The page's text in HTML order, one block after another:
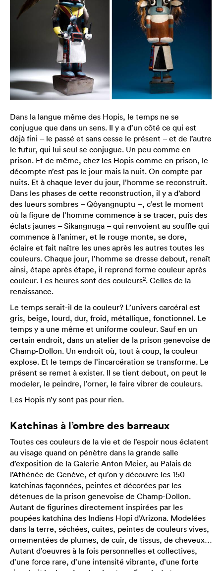
Dans la langue même des Hopis, le temps ne se
conjugue que dans un sens. Il y a d’un côté ce qui est
déjà fini – le passé et sans cesse le présent – et de l’autre
le futur, qui lui seul se conjugue. Un peu comme en
prison. Et de même, chez les Hopis comme en prison, le
décompte n’est pas le jour mais la nuit. On compte par
nuits. Et à chaque lever du jour, l’homme se reconstruit.
Dans les phases de cette reconstruction, il y a d’abord
des lueurs sombres – Qôyangnuptu –, c’est le moment
où la figure de l’homme commence à se tracer, puis des
éclats jaunes – Sikangnuga – qui renvoient au souffle qui
commence à l’animer, et le rouge monte, se dore,
éclaire et fait naître les unes après les autres toutes les
couleurs. Chaque jour, l’homme se dresse debout, renaît
ainsi, étape après étape, il reprend forme couleur après
couleur. Les heures sont des couleurs2. Celles de la
renaissance.
Le temps serait-il de la couleur? L’univers carcéral est
gris, beige, lourd, dur, froid, métallique, fonctionnel. Le
temps y a une même et uniforme couleur. Sauf en un
certain endroit, dans un atelier de la prison genevoise de
Champ-Dollon. Un endroit où, tout à coup, la couleur
explose. Et le temps de l’incarcération se transforme. Le
présent se remet à exister. Il se tient debout, on peut le
modeler, le peindre, l’orner, le faire vibrer de couleurs.
Les Hopis n’y sont pas pour rien.
Katchinas à l’ombre des barreaux
Toutes ces couleurs de la vie et de l’espoir nous éclatent
au visage quand on pénètre dans la grande salle
d’exposition de la Galerie Anton Meier, au Palais de
l’Athénée de Genève, et qu’on y découvre les 150
katchinas façonnées, peintes et décorées par les
détenues de la prison genevoise de Champ-Dollon.
Autant de figurines directement inspirées par les
poupées katchina des Indiens Hopi d’Arizona. Modelées
dans la terre, séchées, cuites, peintes de couleurs vives,
ornementées de plumes, de cuir, de tissus, de cheveux…
Autant d’oeuvres à la fois personnelles et collectives,
d’une force rare, d’une intensité vibrante, d’une forte